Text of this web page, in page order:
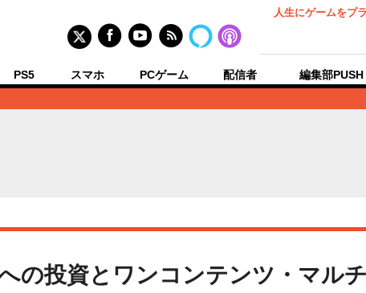
人生にゲームをプ
PS5 スマホ PCゲーム 配信者 編集部PUSH
の投資とワンコンテンツ・マル